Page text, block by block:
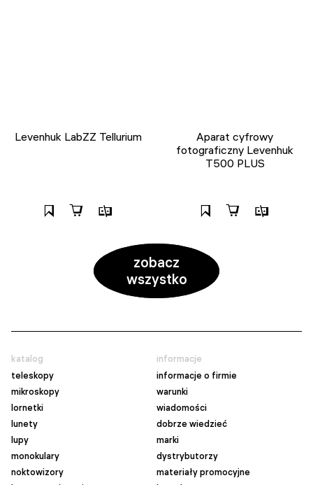
Levenhuk LabZZ Tellurium
Aparat cyfrowy
fotograficzny Levenhuk
T500 PLUS
zobacz
wszystko
katalog
teleskopy
mikroskopy
lornetki
lunety
lupy
monokulary
noktowizory
informacje
informacje o firmie
warunki
wiadomości
dobrze wiedzieć
marki
dystrybutorzy
materiały promocyjne